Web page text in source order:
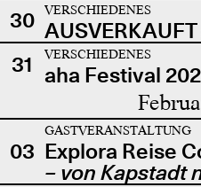
30
VERSCHIEDENES
31
VERSCHIEDENES
aha Festival
03
GASTVERANSTALTUNG
Explora Reise
– von Kapstadt